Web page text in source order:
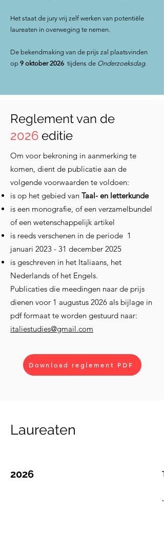
Het staat de jury vrij zelf werken van potentiële
laureaten in overweging te nemen.
De bekendmaking van de prijs zal plaatsvinden
op 9 oktober 2026 tijdens de Onderzoeksdag.
Reglement van de
2026 editie
Om voor bekroning in aanmerking te
komen, dient de publicatie aan de
volgende voorwaarden te voldoen:
is op het gebied van Taal- en letterkunde
is een monografie, of een verzamelbundel
of een wetenschappelijk artikel
is reeds verschenen in de periode 1
januari 2023 - 31 december 2025
is geschreven in het Italiaans, het
Nederlands of het Engels.
Publicaties die meedingen naar de prijs
dienen voor 1 augustus 2026 als bijlage in
pdf formaat te worden gestuurd naar:
italiestudies@gmail.com
Download reglement PDF
Laureaten
2026